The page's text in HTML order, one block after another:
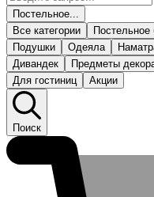
Постельное...
Все категории
Постельное
Подушки
Одеяла
Дивандек
Предметы
Для гостиниц
Акции
Поиск